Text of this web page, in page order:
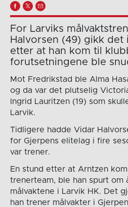
For Larviks
Halvorsen (49) gikk det
etter at han kom til
forutsetningene ble
Mot Fredrikstad ble Alma
og da var det plutselig
Ingrid Lauritzen (19) som
Larvik.
Tidligere hadde Vidar
for Gjerpens elitelag i fire
var trener.
En stund etter at Arntzen
trenerteam, ble han spurt om
målvaktene i Larvik HK. Det
han trener målvakter i